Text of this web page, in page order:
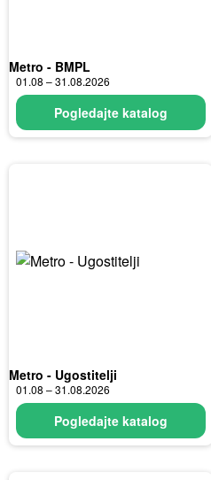
Metro - BMPL
01.08 – 31.08.2026
Pogledajte katalog
Metro - Ugostitelji
01.08 – 31.08.2026
Pogledajte katalog